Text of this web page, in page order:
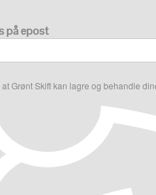
på epost
Grønt Skift kan lagre og behandle